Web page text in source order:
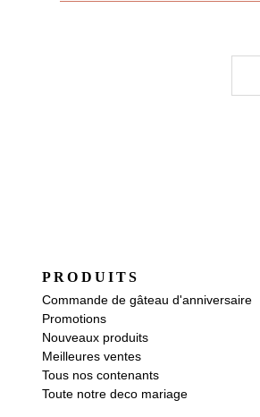
PRODUITS
Commande de gâteau d'anniversaire
Promotions
Nouveaux produits
Meilleures ventes
Tous nos contenants
Toute notre deco mariage